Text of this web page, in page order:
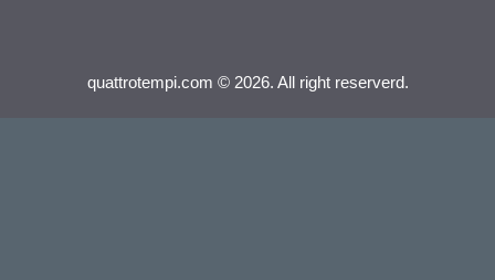
quattrotempi.com © 2026. All right reserverd.